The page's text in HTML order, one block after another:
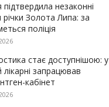
підтвердила незаконні
Золота Липа: за
поліція
стає доступнішою: у
лікарні запрацював
кабінет